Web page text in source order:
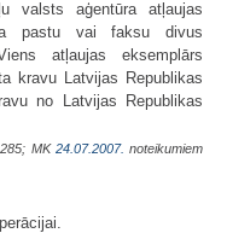
valsts aģentūra atļaujas
pastu vai faksu divus
atļaujas eksemplārs
kravu Latvijas Republikas
no Latvijas Republikas
MK 24.07.2007. noteikumiem